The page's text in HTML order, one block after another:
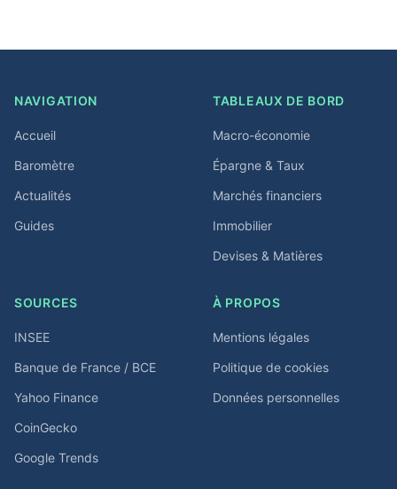
NAVIGATION
Accueil
Baromètre
Actualités
Guides
TABLEAUX DE BORD
Macro-économie
Épargne & Taux
Marchés financiers
Immobilier
Devises & Matières
SOURCES
INSEE
Banque de France / BCE
Yahoo Finance
CoinGecko
Google Trends
À PROPOS
Mentions légales
Politique de cookies
Données personnelles